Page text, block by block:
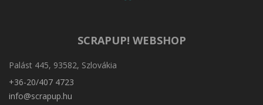
SCRAPUP! WEBSHOP
Palást 445, 93582, Szlovákia
+36-20/407 4723
info@scrapup.hu